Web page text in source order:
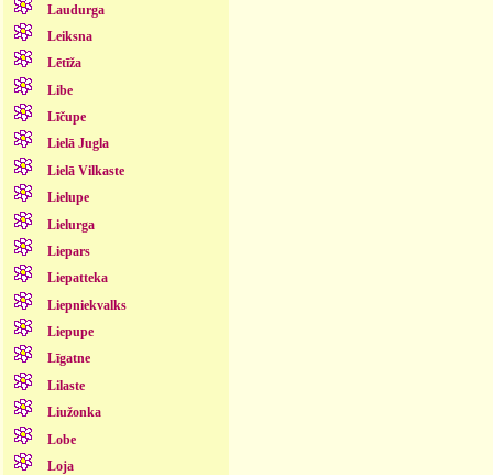
Laudurga
Leiksna
Lētīža
Libe
Līčupe
Lielā Jugla
Lielā Vilkaste
Lielupe
Lielurga
Liepars
Liepatteka
Liepniekvalks
Liepupe
Līgatne
Lilaste
Liužonka
Lobe
Loja